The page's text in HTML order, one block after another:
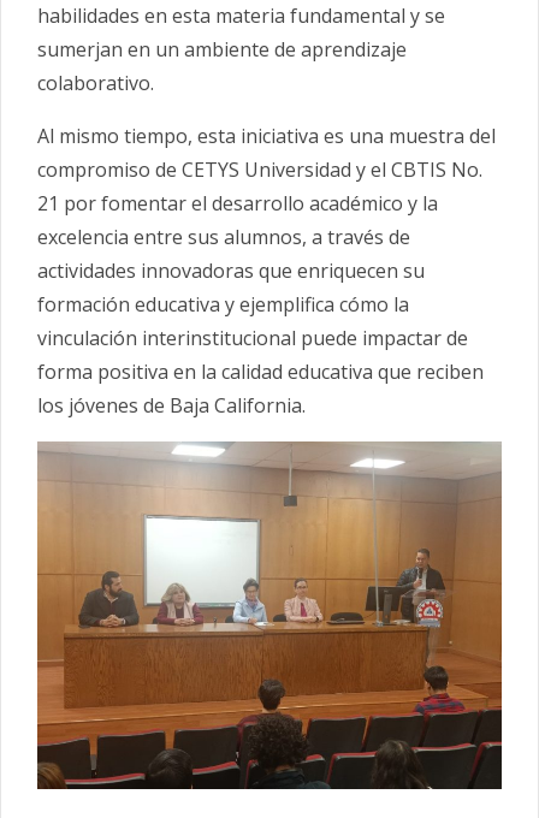
habilidades en esta materia fundamental y se
sumerjan en un ambiente de aprendizaje
colaborativo.
Al mismo tiempo, esta iniciativa es una muestra del
compromiso de CETYS Universidad y el CBTIS No.
21 por fomentar el desarrollo académico y la
excelencia entre sus alumnos, a través de
actividades innovadoras que enriquecen su
formación educativa y ejemplifica cómo la
vinculación interinstitucional puede impactar de
forma positiva en la calidad educativa que reciben
los jóvenes de Baja California.